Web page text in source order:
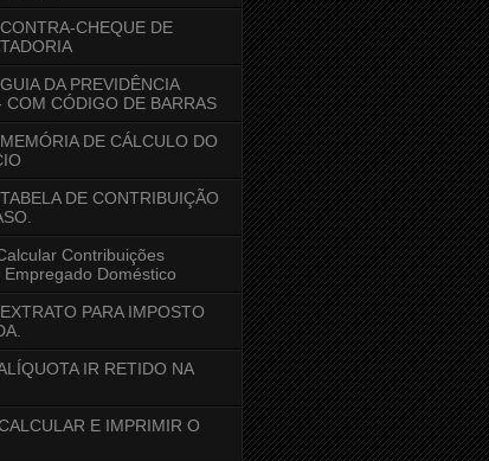
CHEQUE DE
DA PREVIDÊNCIA
COM CÓDIGO DE BARRAS
DE CÁLCULO DO
DE CONTRIBUIÇÃO
Contribuições
Empregado Doméstico
PARA IMPOSTO
IR RETIDO NA
E IMPRIMIR O